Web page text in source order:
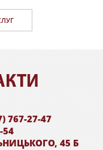
767-27-47
54
45 Б